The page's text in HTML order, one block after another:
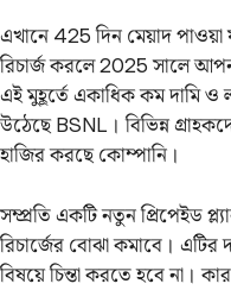
এখানে 425 দিন মেয়াদ পাওয়া
রিচার্জ করলে 2025 সালে
এই মুহূর্তে একাধিক কম দামি ও
উঠেছে BSNL। বিভিন্ন
হাজির করছে কোম্পানি।
সম্প্রতি একটি নতুন প্রিপেইড
রিচার্জের বোঝা কমাবে। এটির
বিষয়ে চিন্তা করতে হবে না।